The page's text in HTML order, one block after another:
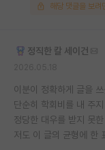
해당 댓글을 보려
정직한 칼 세이건
이분이 정확하게 글을
단순히 학회비를 내 주
정당한 대우를 받지 못
저도 이 글의 균형에 한